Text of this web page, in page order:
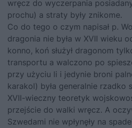
wręcz do wyczerpania
prochu) a straty były znikome.
Co do tego o czym napisał p.
dragonia nie była w XVII wieku
konno, koń służył dragonom
transportu a walczono po
przy użyciu li i jedynie broni
karakol) była generalnie rzadko
XVII-wieczny teoretyk
przejście do walki wręcz. A
Szwedami nie wpłynęły na